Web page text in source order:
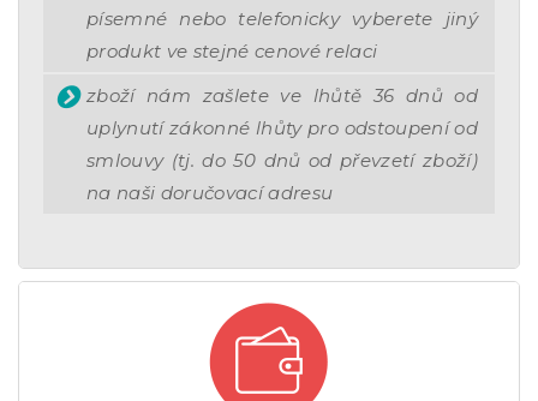
písemné nebo telefonicky vyberete jiný
produkt ve stejné cenové relaci
zboží nám zašlete ve lhůtě 36 dnů od
uplynutí zákonné lhůty pro odstoupení od
smlouvy (tj. do 50 dnů od převzetí zboží)
na naši doručovací adresu